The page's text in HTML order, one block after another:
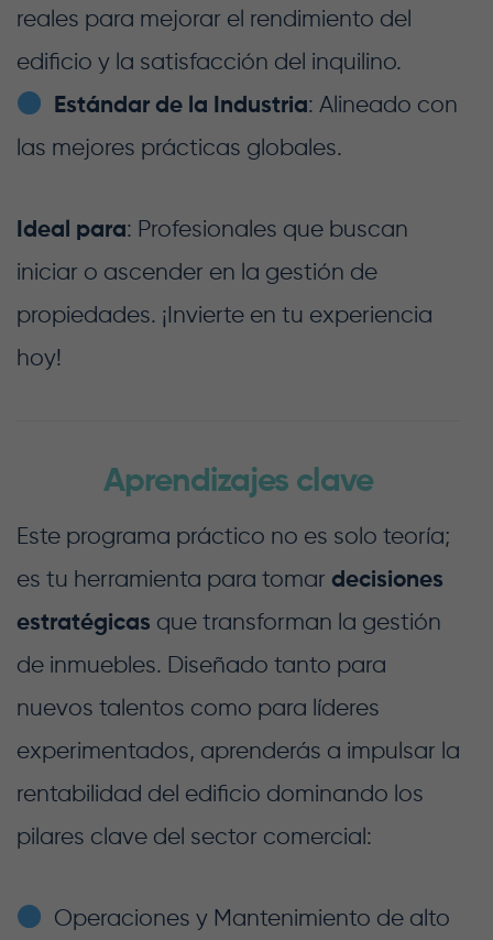
reales para mejorar el rendimiento del
edificio y la satisfacción del inquilino.
Estándar de la Industria: Alineado con
las mejores prácticas globales.
Ideal para: Profesionales que buscan
iniciar o ascender en la gestión de
propiedades. ¡Invierte en tu experiencia
hoy!
Aprendizajes clave
Este programa práctico no es solo teoría;
es tu herramienta para tomar decisiones
estratégicas que transforman la gestión
de inmuebles. Diseñado tanto para
nuevos talentos como para líderes
experimentados, aprenderás a impulsar la
rentabilidad del edificio dominando los
pilares clave del sector comercial:
Operaciones y Mantenimiento de alto